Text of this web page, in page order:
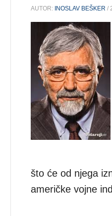
AUTOR: INOSLAV BEŠKER /
što će od njega
američke vojne